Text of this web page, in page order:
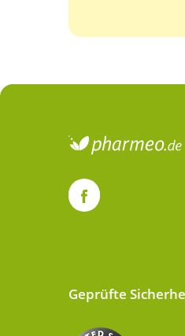
Geprüfte